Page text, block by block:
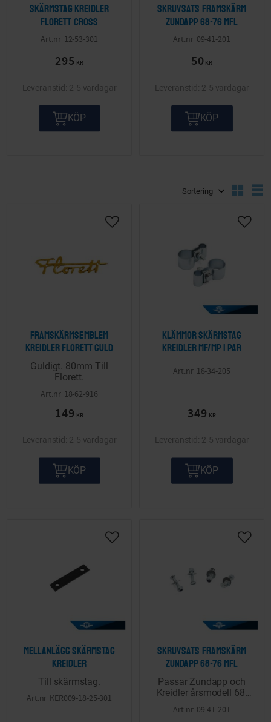
Skärmstag Kreidler
Florett Cross
12-53-301
295 KR
2-5 vardagar
KÖP
Skruvsats framskärm
Zundapp 68-76 mfl
09-41-201
50 KR
2-5 vardagar
KÖP
Framskärmsemblem
Kreidler Florett guld
Guldigt. 80mm Till
Florett.
18-62-916
149 KR
Lägg till i önskelista
2-5 vardagar
KÖP
Klämmor skärmstag
Kreidler MF/MP 1 par
18-34-205
349 KR
Lägg
2-5 vardagar
KÖP
Mellanlägg skärmstag
Kreidler
Till skärmstag.
KER009-18-25-301
Lägg till i önskelista
Skruvsats framskärm
Zundapp 68-76 mfl
Passar Zundapp och
Kreidler årsmodell 68-
76.
09-41-201
Lägg